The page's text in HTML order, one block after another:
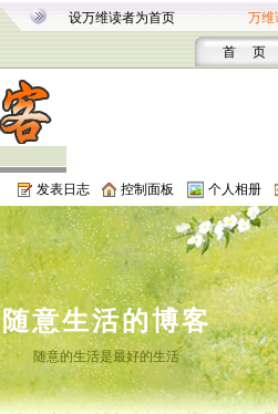
设万维读者为首页 万维
首 页
发表日志 控制面板 个人相册
随意生活的博客
随意的生活是最好的生活